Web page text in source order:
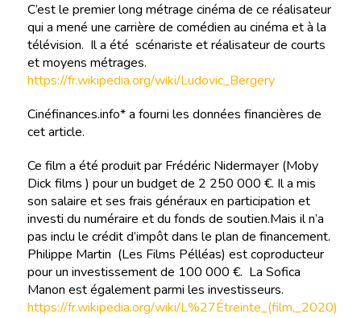
C’est le premier long métrage cinéma de ce réalisateur
qui a mené une carrière de comédien au cinéma et à la
télévision. Il a été scénariste et réalisateur de courts
et moyens métrages.
https://fr.wikipedia.org/wiki/Ludovic_Bergery
Cinéfinances.info* a fourni les données financières de
cet article.
Ce film a été produit par Frédéric Nidermayer (Moby
Dick films ) pour un budget de 2 250 000 €. Il a mis
son salaire et ses frais généraux en participation et
investi du numéraire et du fonds de soutien.Mais il n’a
pas inclu le crédit d’impôt dans le plan de financement.
Philippe Martin (Les Films Pélléas) est coproducteur
pour un investissement de 100 000 €. La Sofica
Manon est également parmi les investisseurs.
https://fr.wikipedia.org/wiki/L%27Étreinte_(film,_2020)